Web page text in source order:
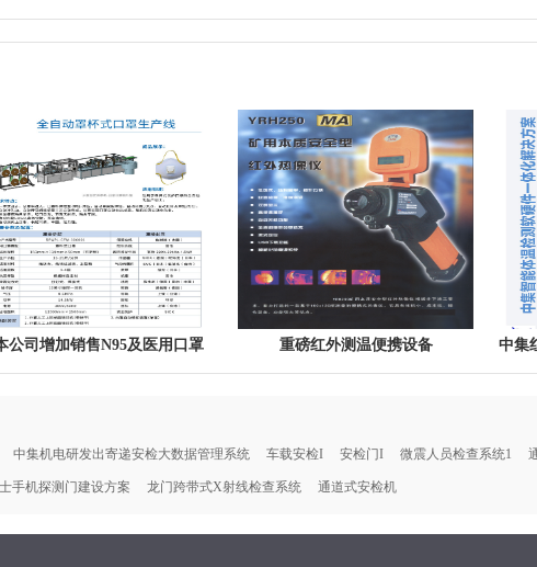
公司增加销售N95及医用口罩
机，安检机送口罩
重磅红外测温便携设备
中集
换，
中集机电研发出寄递安检大数据管理系统 车载安检I 安检门I 微震人员检查系统1
手机探测门建设方案 龙门跨带式X射线检查系统 通道式安检机